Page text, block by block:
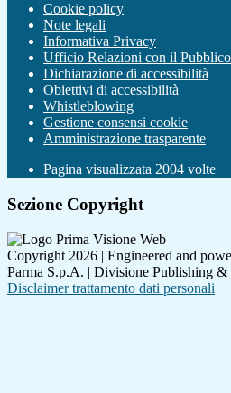
Cookie policy
Note legali
Informativa Privacy
Ufficio Relazioni con il Pubblico
Dichiarazione di accessibilità
Obiettivi di accessibilità
Whistleblowing
Gestione consensi cookie
Amministrazione trasparente
Pagina visualizzata 2004 volte
Sezione Copyright
Copyright 2026 | Engineered and
Parma S.p.A. | Divisione Publishing
Disclaimer trattamento dati personali